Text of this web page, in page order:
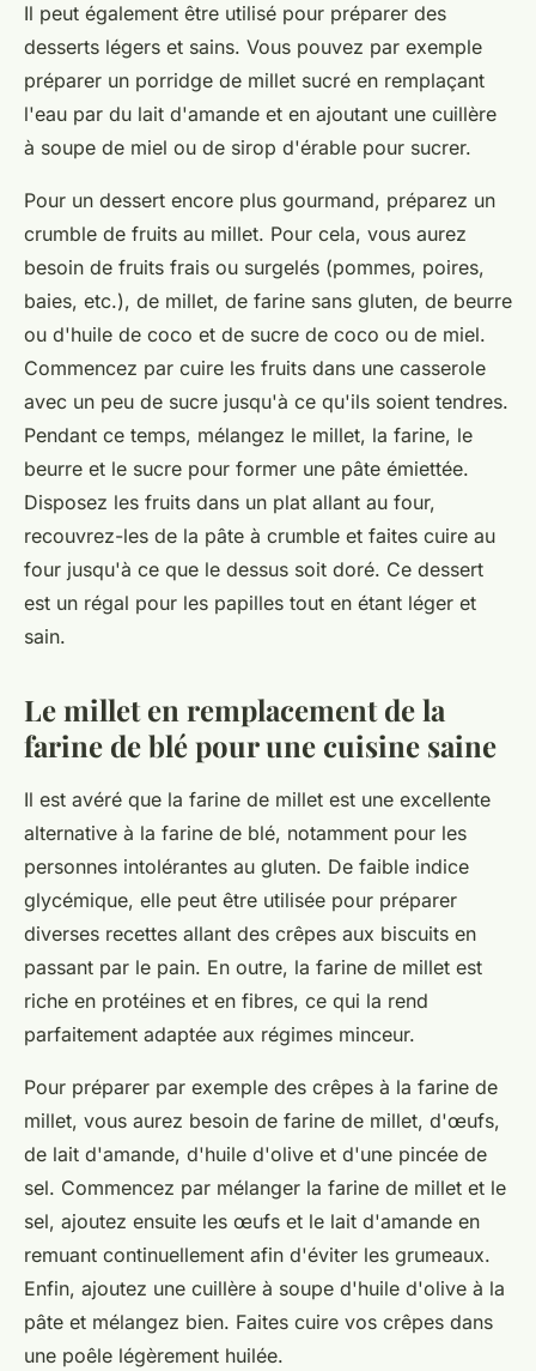
Il peut également être utilisé pour préparer des
desserts légers et sains. Vous pouvez par exemple
préparer un porridge de millet sucré en remplaçant
l'eau par du lait d'amande et en ajoutant une cuillère
à soupe de miel ou de sirop d'érable pour sucrer.
Pour un dessert encore plus gourmand, préparez un
crumble de fruits au millet. Pour cela, vous aurez
besoin de fruits frais ou surgelés (pommes, poires,
baies, etc.), de millet, de farine sans gluten, de beurre
ou d'huile de coco et de sucre de coco ou de miel.
Commencez par cuire les fruits dans une casserole
avec un peu de sucre jusqu'à ce qu'ils soient tendres.
Pendant ce temps, mélangez le millet, la farine, le
beurre et le sucre pour former une pâte émiettée.
Disposez les fruits dans un plat allant au four,
recouvrez-les de la pâte à crumble et faites cuire au
four jusqu'à ce que le dessus soit doré. Ce dessert
est un régal pour les papilles tout en étant léger et
sain.
Le millet en remplacement de la
farine de blé pour une cuisine saine
Il est avéré que la farine de millet est une excellente
alternative à la farine de blé, notamment pour les
personnes intolérantes au gluten. De faible indice
glycémique, elle peut être utilisée pour préparer
diverses recettes allant des crêpes aux biscuits en
passant par le pain. En outre, la farine de millet est
riche en protéines et en fibres, ce qui la rend
parfaitement adaptée aux régimes minceur.
Pour préparer par exemple des crêpes à la farine de
millet, vous aurez besoin de farine de millet, d'œufs,
de lait d'amande, d'huile d'olive et d'une pincée de
sel. Commencez par mélanger la farine de millet et le
sel, ajoutez ensuite les œufs et le lait d'amande en
remuant continuellement afin d'éviter les grumeaux.
Enfin, ajoutez une cuillère à soupe d'huile d'olive à la
pâte et mélangez bien. Faites cuire vos crêpes dans
une poêle légèrement huilée.